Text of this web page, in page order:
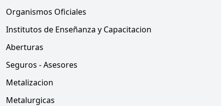
Organismos Oficiales
Institutos de Enseñanza y Capacitacion
Aberturas
Seguros - Asesores
Metalizacion
Metalurgicas